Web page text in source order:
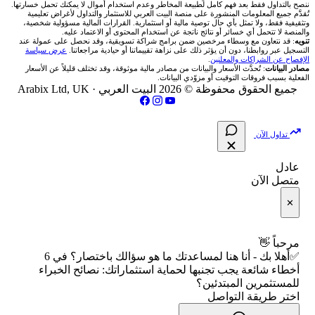
شركات تداول في مصر
🇧🇭 بورصة البحرين
🇴🇲 بورصة مسقط
🇵🇸 بورصة فلسطين
📋 جميع الأسهم
🕌 الأسهم الحلال
📏 حاسبة حجم المركز
🔄 حاسبة تكلفة السواب
📈 حاسبة عائد التداول
📊 حاسبة الربح التراكمي
🇺🇸 متى يفتح السوق الأمريكي؟
🛠️ كل الأدوات
💱 أسعار العملات والفوركس
💵 سعر الريال السعودي في مصر
📅 المؤشرات الاقتصادية
تواصل معنا
فريق المؤلفين
مقالات تعليمية
سياسة تقييم الشركات
الإبلاغ عن شركة نصابة
سياسة الخصوصية
ننصح بالتداول فقط بعد فهم كامل لطبيعة المخاطر وعدم استخدام أموال لا يمكنك تحمل خسارتها.
تُقدَّم جميع المعلومات المنشورة على منصة البيت العربي للاستثمار والتداول لأغراض تعليمية
وتثقيفية فقط، ولا تمثل بأي حال توصية مالية أو استثمارية. القرارات المالية مسؤولية شخصية،
والمنصة لا تتحمل أي خسائر أو نتائج ناتجة عن استخدام المحتوى أو الاعتماد عليه.
تنويه: قد نتعاون مع وسطاء مرخصين ضمن برامج شراكة تسويقية، وقد نحصل على عمولة عند
التسجيل عبر روابطنا، دون أن يؤثر ذلك على نزاهة تقييماتنا أو حيادية مراجعاتنا. عرض سياسة
الإفصاح عن الشراكات والمعلنين
مصادر البيانات: تُحدَّث الأسعار والبيانات من مصادر مالية موثوقة، وقد تختلف قليلاً عن الأسعار
الفعلية بسبب فروقات التوقيت أو مزوّدي البيانات.
جميع الحقوق محفوظة © 2026 البيت العربي · Arabix Ltd, UK
تداول الآن
عادل
متصل الآن
✕
مرحباً 👋
✅أهلا بك - أنا هنا لمساعدتك ما هو سؤالك باختصار؟ في 6
أخطاء شائعة يجب تجنبها لحماية استثماراتك: نصائح الخبراء
للمستثمرين المبتدئين؟
اختر طريقة التواصل